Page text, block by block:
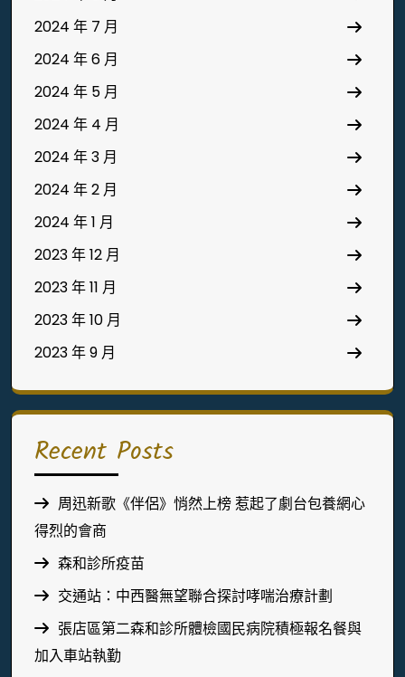
2024 年 7 月
2024 年 6 月
2024 年 5 月
2024 年 4 月
2024 年 3 月
2024 年 2 月
2024 年 1 月
2023 年 12 月
2023 年 11 月
2023 年 10 月
2023 年 9 月
Recent Posts
周迅新歌《伴侶》悄然上榜 惹起了劇台包養網心
得烈的會商
森和診所疫苗
交通站：中西醫無望聯合探討哮喘治療計劃
張店區第二森和診所體檢國民病院積極報名餐與
加入車站執勤